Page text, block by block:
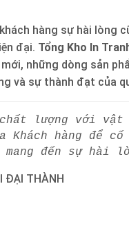
hàng sự hài lòng
đại. Tổng Kho In
những dòng sản
và sự thành đạt của
chất lượng với
hàng để
đến sự hài
ĐẠI THÀNH